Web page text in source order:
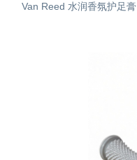
Van Reed 水润香氛护足膏